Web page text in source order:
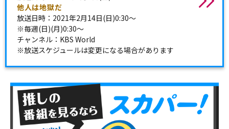
他人は地獄だ
放送日時：2021年2月14日(日)0:30～
※毎週(日)(月)0:30～
チャンネル：KBS World
※放送スケジュールは変更になる場合があります